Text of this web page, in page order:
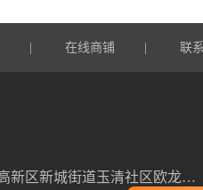
在线商铺 联
山东省潍坊高新区新城街道玉清社区欧龙科技园3号车间